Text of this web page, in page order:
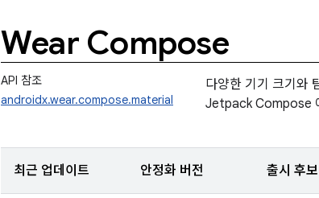
Wear Compose
API 참조
androidx.wear.compose.material
다양한 기기 크기와
Jetpack Compose
최근 업데이트 안정화 버전 출시 후